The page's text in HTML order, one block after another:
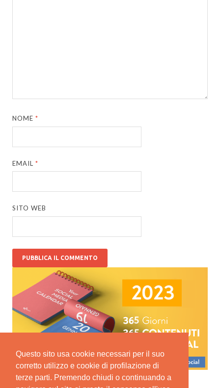
Questo sito usa cookie necessari per il suo
corretto utilizzo e cookie di profilazione di
terze parti. Premendo chiudi o continuando a
NOME*
EMAIL*
SITO WEB